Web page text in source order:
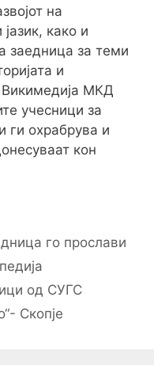
на
како и
заедница за теми
и
МКД
учесници за
ги охрабрува и
кон
го прослави
од СУГС
Скопје